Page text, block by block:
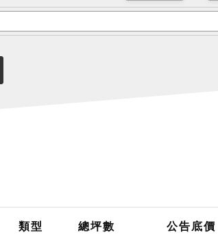
類型 總坪數 公告底價